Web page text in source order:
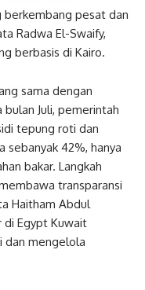
berkembang pesat dan
Radwa El-Swaify,
berbasis di Kairo.
sama dengan
bulan Juli, pemerintah
tepung roti dan
sebanyak 42%, hanya
bakar. Langkah
transparansi
Haitham Abdul
di Egypt Kuwait
dan mengelola